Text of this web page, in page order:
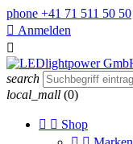
phone +41 71 511 50 50
 Anmelden

search
local_mall (0)
  Shop